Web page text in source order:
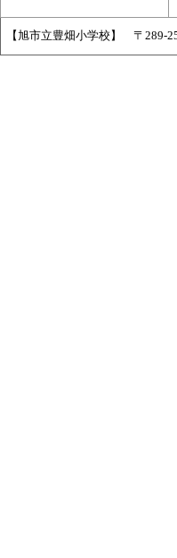
【旭市立豊畑小学校】 〒289-